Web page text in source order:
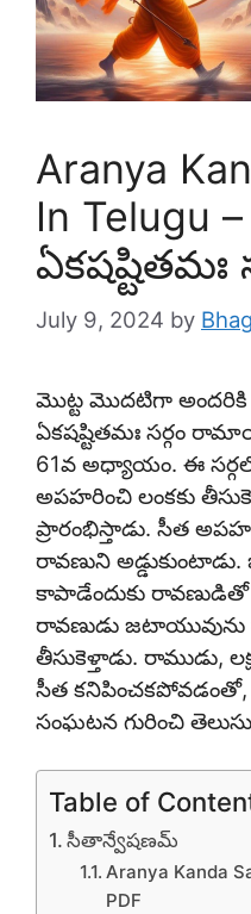
Aranya
In Telugu
ఏకషష్టితమః
July 9, 2024 by
మొట్ట మొదటిగా
ఏకషష్టితమః సర్గం
61వ అధ్యాయం. ఈ
అపహరించి లంకకు
ప్రారంభిస్తాడు. సీత
రావణుని
కాపాడేందుకు రావణుడితో
రావణుడు
తీసుకెళ్తాడు. రాముడు,
సీత
సంఘటన గురించి
Table of
సీతాన్వేషణమ్
Aranya Kanda
PDF